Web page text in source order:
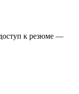
к резюме —